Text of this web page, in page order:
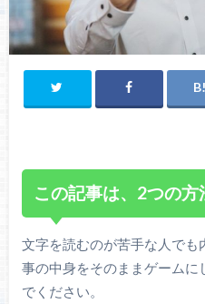
この記事は、2つの
文字を読むのが苦手な人で
事の中身をそのままゲームに
でください。